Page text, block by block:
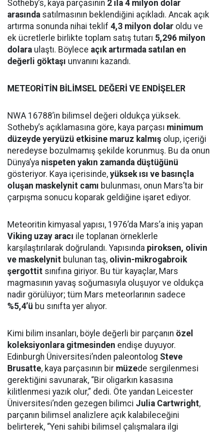
Sotheby’s, kaya parçasının 2 ila 4 milyon dolar
arasında satılmasının beklendiğini açıkladı. Ancak açık
artırma sonunda nihai teklif 4,3 milyon dolar oldu ve
ek ücretlerle birlikte toplam satış tutarı 5,296 milyon
dolara ulaştı. Böylece açık artırmada satılan en
değerli göktaşı unvanını kazandı.
METEORİTİN BİLİMSEL DEĞERİ VE ENDİŞELER
NWA 16788’in bilimsel değeri oldukça yüksek.
Sotheby’s açıklamasına göre, kaya parçası minimum
düzeyde yeryüzü etkisine maruz kalmış olup, içeriği
neredeyse bozulmamış şekilde korunmuş. Bu da onun
Dünya’ya nispeten yakın zamanda düştüğünü
gösteriyor. Kaya içerisinde, yüksek ısı ve basınçla
oluşan maskelynit camı bulunması, onun Mars’ta bir
çarpışma sonucu koparak geldiğine işaret ediyor.
Meteoritin kimyasal yapısı, 1976’da Mars’a iniş yapan
Viking uzay aracı ile toplanan örneklerle
karşılaştırılarak doğrulandı. Yapısında piroksen, olivin
ve maskelynit bulunan taş, olivin-mikrogabroik
şergottit sınıfına giriyor. Bu tür kayaçlar, Mars
magmasının yavaş soğumasıyla oluşuyor ve oldukça
nadir görülüyor; tüm Mars meteorlarının sadece
%5,4’ü bu sınıfta yer alıyor.
Kimi bilim insanları, böyle değerli bir parçanın özel
koleksiyonlara gitmesinden endişe duyuyor.
Edinburgh Üniversitesi’nden paleontolog Steve
Brusatte, kaya parçasının bir müzede sergilenmesi
gerektiğini savunarak, “Bir oligarkın kasasına
kilitlenmesi yazık olur,” dedi. Öte yandan Leicester
Üniversitesi’nden gezegen bilimci Julia Cartwright,
parçanın bilimsel analizlere açık kalabileceğini
belirterek, “Yeni sahibi bilimsel çalışmalara ilgi